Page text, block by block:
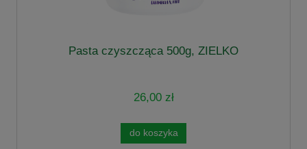
Pasta czyszcząca 500g, ZIELKO
26,00 zł
do koszyka